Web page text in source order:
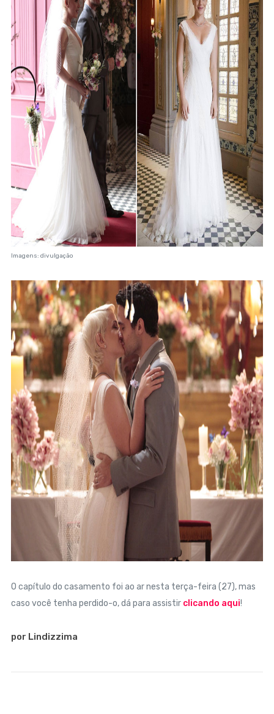
Imagens: divulgação
O capítulo do casamento foi ao ar nesta terça-feira (27), mas
caso você tenha perdido-o, dá para assistir clicando aqui!
por Lindizzima